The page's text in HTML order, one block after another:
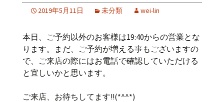
2019年5月11日 未分類 wei-lin
本日、ご予約以外のお客様は19:40からの営業とな
ります。まだ、ご予約が増える事もございますの
で、ご来店の際にはお電話で確認していただける
と宜しいかと思います。
ご来店、お待ちしてます!!(*^^*)